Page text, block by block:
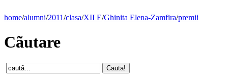
home/alumni/2011/clasa/XII E/Ghinita Elena-Zamfira/premii
Cãutare